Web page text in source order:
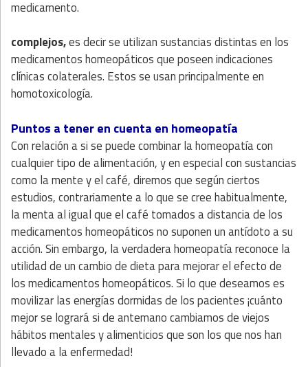
medicamento.
complejos,es decir se utilizan sustancias distintas en los
medicamentos homeopáticos que poseen indicaciones
clínicas colaterales. Estos se usan principalmente en
homotoxicología.
Puntos a tener en cuenta en homeopatía
Con relación a si se puede combinar la homeopatía con
cualquier tipo de alimentación, y en especial con sustancias
como la mente y el café, diremos que según ciertos
estudios, contrariamente a lo que se cree habitualmente,
la menta al igual que el café tomados a distancia de los
medicamentos homeopáticos no suponen un antídoto a su
acción. Sin embargo, la verdadera homeopatía reconoce la
utilidad de un cambio de dieta para mejorar el efecto de
los medicamentos homeopáticos. Si lo que deseamos es
movilizar las energías dormidas de los pacientes ¡cuánto
mejor se logrará si de antemano cambiamos de viejos
hábitos mentales y alimenticios que son los que nos han
llevado a la enfermedad!